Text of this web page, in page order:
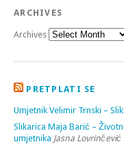
ARCHIVES
Archives
PRETPLATI SE
Umjetnik Velimir Trnski –
Slikarica Maja Barić –
umjetnika Jasna Lovrinčević